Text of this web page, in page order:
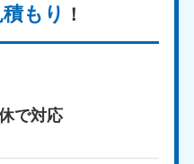
もり ！
で対応